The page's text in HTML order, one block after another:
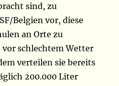
sind, zu
Belgien vor, diese
an Orte zu
vor schlechtem Wetter
verteilen sie bereits
200.000 Liter